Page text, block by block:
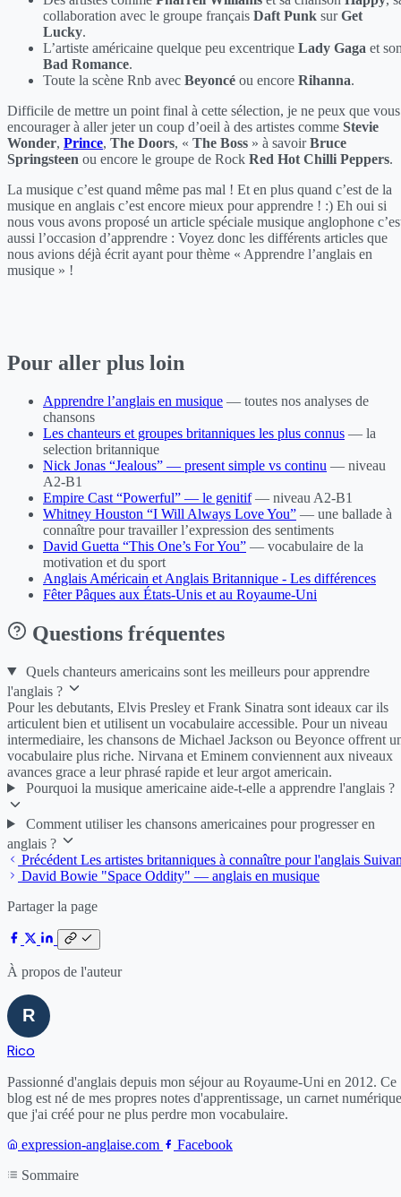
collaboration avec le groupe français Daft Punk surGet
Lucky.
L’artiste américaine quelque peu excentrique Lady Gaga et
Bad Romance.
Toute la scène Rnb avec Beyoncé ou encore Rihanna.
Difficile de mettre un point final à cette sélection, je ne peux que vous
encourager à aller jeter un coup d’oeil à des artistes comme Stevie
Wonder, Prince, The Doors, « The Boss » à savoirBruce
Springsteen ou encore le groupe de Rock Red Hot Chilli Peppers.
La musique c’est quand même pas mal ! Et en plus quand c’est de la
musique en anglais c’est encore mieux pour apprendre ! :) Eh oui si
nous vous avons proposé un article spéciale musique anglophone
aussi l’occasion d’apprendre : Voyez donc les différents articles que
nous avions déjà écrit ayant pour thème « Apprendre l’anglais en
musique » !
Pour aller plus loin
Apprendre l’anglais en musique — toutes nos analyses de
chansons
Les chanteurs et groupes britanniques les plus connus — la
selection britannique
Nick Jonas “Jealous” — present simple vs continu — niveau
A2-B1
Empire Cast “Powerful” — le genitif— niveau A2-B1
Whitney Houston “I Will Always Love You” — une ballade à
connaître pour travailler l’expression des sentiments
David Guetta “This One’s For You” — vocabulaire de la
motivation et du sport
Anglais Américain et Anglais Britannique - Les différences
Fêter Pâques aux États-Unis et au Royaume-Uni
Questions fréquentes
Quels chanteurs americains sont les meilleurs pour apprendre
l'anglais ?
Pour les debutants, Elvis Presley et Frank Sinatra sont ideaux car ils
articulent bien et utilisent un vocabulaire accessible. Pour un niveau
intermediaire, les chansons de Michael Jackson ou Beyonce offrent
vocabulaire plus riche. Nirvana et Eminem conviennent aux niveaux
avances grace a leur phrasé rapide et leur argot americain.
Pourquoi la musique americaine aide-t-elle a apprendre l'anglais ?
Comment utiliser les chansons americaines pour progresser en
anglais ?
Précédent Les artistes britanniques à connaître pour l'anglais
David Bowie "Space Oddity" — anglais en musique
Partager la page
À propos de l'auteur
Rico
Passionné d'anglais depuis mon séjour au Royaume-Uni en 2012. Ce
blog est né de mes propres notes d'apprentissage, un carnet numérique
que j'ai créé pour ne plus perdre mon vocabulaire.
expression-anglaise.com
Facebook
Sommaire